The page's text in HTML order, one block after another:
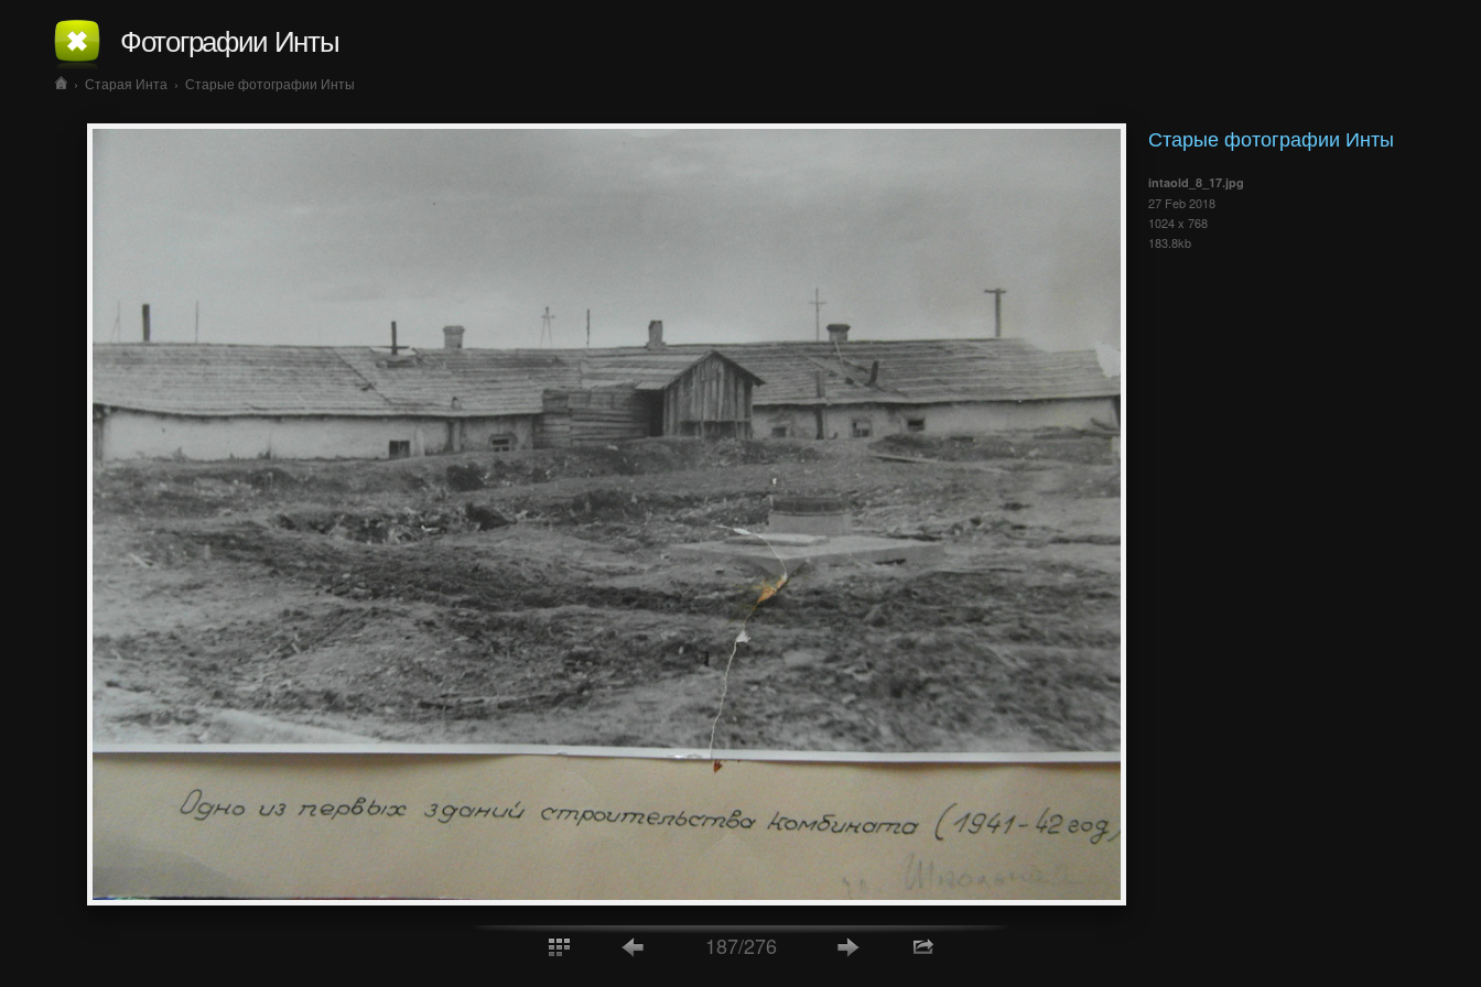
Фотографии Инты
› Старая Инта › Старые фотографии Инты
Старые фотографии Инты
intaold_8_17.jpg
27 Feb 2018
1024 x 768
183.8kb
187/276